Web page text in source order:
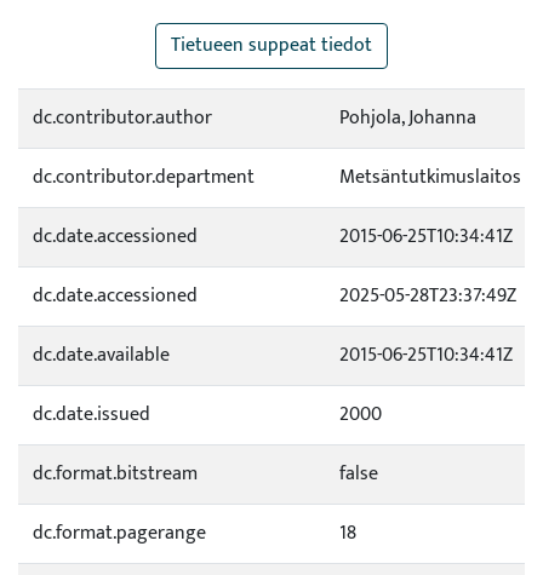
Tietueen suppeat tiedot
dc.contributor.author
Pohjola, Johanna
dc.contributor.department
Metsäntutkimuslaitos
dc.date.accessioned
2015-06-25T10:34:41Z
dc.date.accessioned
2025-05-28T23:37:49Z
dc.date.available
2015-06-25T10:34:41Z
dc.date.issued
2000
dc.format.bitstream
false
dc.format.pagerange
18